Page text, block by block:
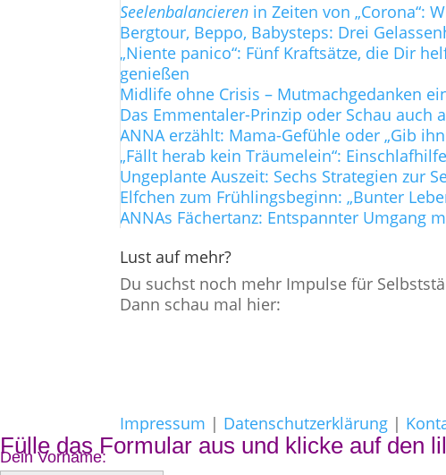
Seelenbalancieren in Zeiten von „Corona“:
Bergtour, Beppo, Babysteps: Drei
„Niente panico“: Fünf Kraftsätze, die Dir
genießen
Midlife ohne Crisis – Mutmachgedanken
Das Emmentaler-Prinzip oder Schau auch
ANNA erzählt: Mama-Gefühle oder „Gib
„Fällt herab kein Träumelein“:
Ungeplante Auszeit: Sechs Strategien zur
Elfchen zum Frühlingsbeginn: „Bunter
ANNAs Fächertanz: Entspannter Umgang
Lust auf mehr?
Du suchst noch mehr Impulse für
Dann schau mal hier:
Impressum | Datenschutzerklärung |
Fülle das Formular aus und klicke auf den
Dein Vorname: